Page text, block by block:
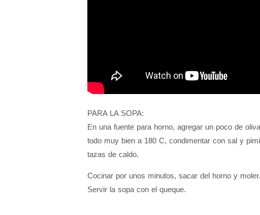
PARA LA SOPA:
En una fuente para horno, agregar un poco de
todo muy bien a 180 C, condimentar con sal y
tazas de caldo.
Cocinar por unos minutos, sacar del horno y moler.
Servir la sopa con el queque.